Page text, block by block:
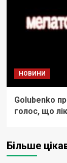
НОВИНИ
Golubenko
голос, що
Більше